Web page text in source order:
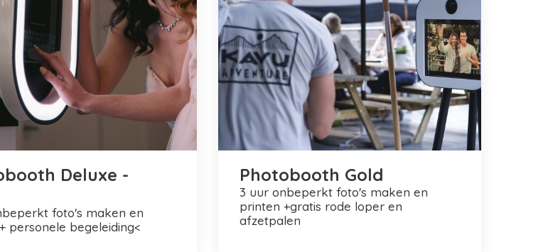
Deluxe -
personele begeleiding<
Photobooth Gold
3 uur onbeperkt foto's maken en
printen +gratis rode loper en
afzetpalen